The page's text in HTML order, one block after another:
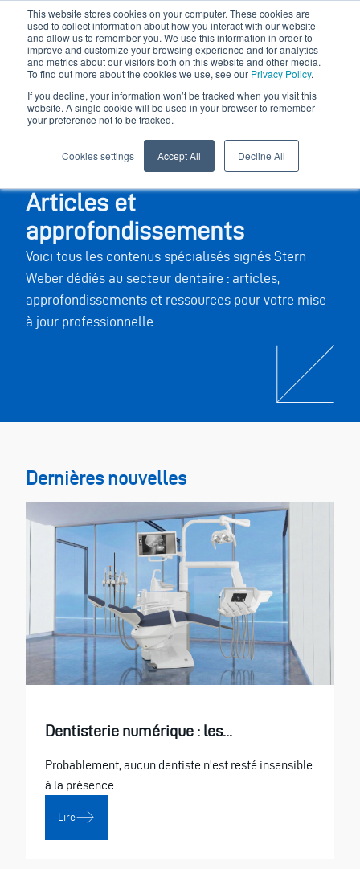
This website stores cookies on your computer. These cookies are
used to collect information about how you interact with our website
and allow us to remember you. We use this information in order to
improve and customize your browsing experience and for analytics
and metrics about our visitors both on this website and other media.
To find out more about the cookies we use, see our Privacy Policy.
If you decline, your information won’t be tracked when you visit this
website. A single cookie will be used in your browser to remember
your preference not to be tracked.
Cookies settings Accept All Decline All
Articles et
approfondissements
Voici tous les contenus spécialisés signés Stern
Weber dédiés au secteur dentaire : articles,
approfondissements et ressources pour votre mise
à jour professionnelle.
Dernières nouvelles
Dentisterie numérique : les...
Probablement, aucun dentiste n'est resté insensible
à la présence...
Lire